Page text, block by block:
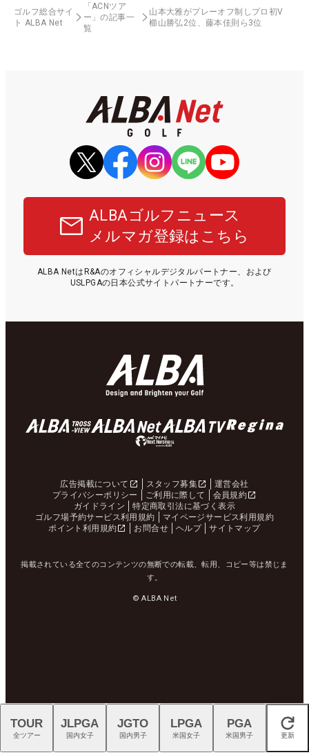
ゴルフ総合サイ
ト ALBA Net
「ACNツア
ー」の記事一
覧
山本大雅がプレーオフ制しプロ初V
櫛山勝弘2位、藤本佳則ら3位
ALBAゴルフニュース
メルマガ登録はこちら
ALBA NetはR&Aのオフィシャルデジタルパートナー、および
USLPGAの日本公式サイトパートナーです。
広告掲載について スタッフ募集
運営会社
プライバシーポリシー
ご利用に際して
会員規約
ガイドライン
特定商取引法に基づく表示
ゴルフ場予約サービス利用規約
マイページサービス利用規約
ポイント利用規約
お問合せ ヘルプ サイトマップ
掲載されている全てのコンテンツの無断での転載、転用、コピー等は禁じま
す。
© ALBA Net
閉じる
TOUR
全ツアー
JLPGA
国内女子
JGTO
国内男子
LPGA
米国女子
PGA
米国男子 更新